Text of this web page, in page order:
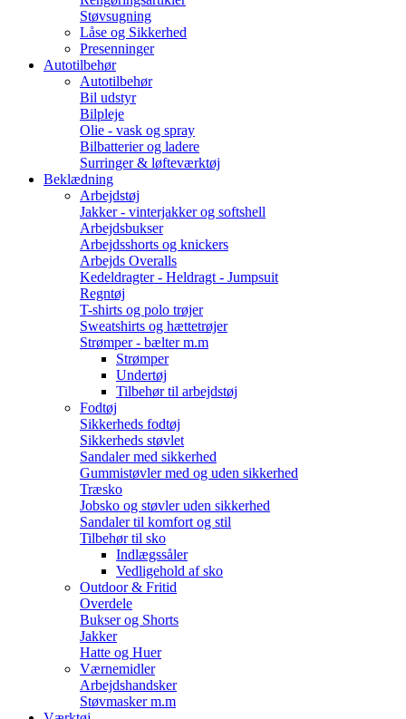
Støvsugning
Låse og Sikkerhed
Presenninger
Autotilbehør
Autotilbehør
Bil udstyr
Bilpleje
Olie - vask og spray
Bilbatterier og ladere
Surringer & løfteværktøj
Beklædning
Arbejdstøj
Jakker - vinterjakker og softshell
Arbejdsbukser
Arbejdsshorts og knickers
Arbejds Overalls
Kedeldragter - Heldragt - Jumpsuit
Regntøj
T-shirts og polo trøjer
Sweatshirts og hættetrøjer
Strømper - bælter m.m
Strømper
Undertøj
Tilbehør til arbejdstøj
Fodtøj
Sikkerheds fodtøj
Sikkerheds støvlet
Sandaler med sikkerhed
Gummistøvler med og uden sikkerhed
Træsko
Jobsko og støvler uden sikkerhed
Sandaler til komfort og stil
Tilbehør til sko
Indlægssåler
Vedligehold af sko
Outdoor & Fritid
Overdele
Bukser og Shorts
Jakker
Hatte og Huer
Værnemidler
Arbejdshandsker
Støvmasker m.m